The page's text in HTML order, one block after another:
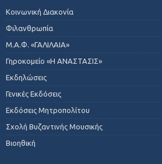
Κοινωνική Διακονία
Φιλανθρωπία
Μ.Α.Φ. «ΓΑΛΙΛΑΙΑ»
Γηροκομείο «Η ΑΝΑΣΤΑΣΙΣ»
Εκδηλώσεις
Γενικές Εκδόσεις
Εκδόσεις Μητροπολίτου
Σχολή Βυζαντινής Μουσικής
Βιοηθική